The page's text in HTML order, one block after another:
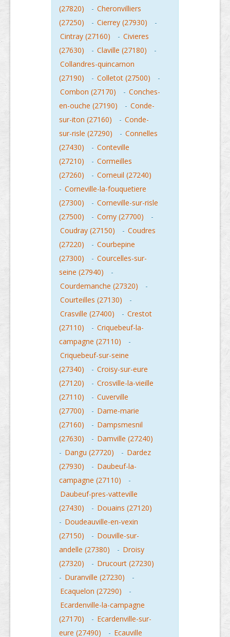
(27820)
- Cheronvilliers
(27250)
- Cierrey (27930)
-
Cintray (27160)
- Civieres
(27630)
- Claville (27180)
-
Collandres-quincarnon
(27190)
- Colletot (27500)
-
Combon (27170)
- Conches-
en-ouche (27190)
- Conde-
sur-iton (27160)
- Conde-
sur-risle (27290)
- Connelles
(27430)
- Conteville
(27210)
- Cormeilles
(27260)
- Corneuil (27240)
- Corneville-la-fouquetiere
(27300)
- Corneville-sur-risle
(27500)
- Corny (27700)
-
Coudray (27150)
- Coudres
(27220)
- Courbepine
(27300)
- Courcelles-sur-
seine (27940)
-
Courdemanche (27320)
-
Courteilles (27130)
-
Crasville (27400)
- Crestot
(27110)
- Criquebeuf-la-
campagne (27110)
-
Criquebeuf-sur-seine
(27340)
- Croisy-sur-eure
(27120)
- Crosville-la-vieille
(27110)
- Cuverville
(27700)
- Dame-marie
(27160)
- Dampsmesnil
(27630)
- Damville (27240)
- Dangu (27720) - Dardez
(27930)
- Daubeuf-la-
campagne (27110)
-
Daubeuf-pres-vatteville
(27430)
- Douains (27120)
- Doudeauville-en-vexin
(27150)
- Douville-sur-
andelle (27380)
- Droisy
(27320)
- Drucourt (27230)
- Duranville (27230)
-
Ecaquelon (27290)
-
Ecardenville-la-campagne
(27170)
- Ecardenville-sur-
eure (27490)
- Ecauville